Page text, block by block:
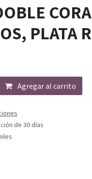
PLATA
Agregar al carrito
de 30 días